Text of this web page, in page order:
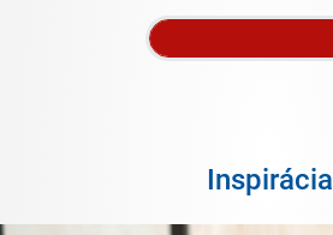
Inspirácia